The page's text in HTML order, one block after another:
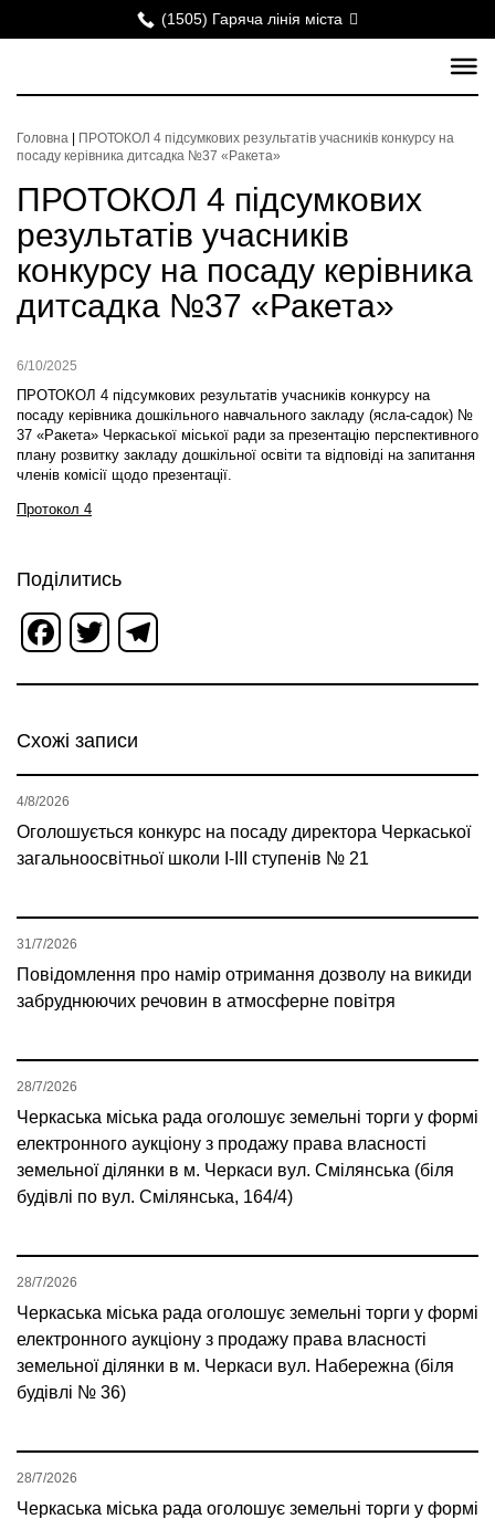
(1505) Гаряча лінія міста
Головна
ПРОТОКОЛ 4 підсумкових результатів учасників конкурсу на
посаду керівника дитсадка №37 «Ракета»
ПРОТОКОЛ 4 підсумкових
результатів учасників
конкурсу на посаду керівника
дитсадка №37 «Ракета»
6/10/2025
ПРОТОКОЛ 4 підсумкових результатів учасників конкурсу на
посаду керівника дошкільного навчального закладу (ясла-садок) №
37 «Ракета» Черкаської міської ради за презентацію перспективного
плану розвитку закладу дошкільної освіти та відповіді на запитання
членів комісії щодо презентації.
Протокол 4
Поділитись
Facebook
Twitter
Схожі записи
Оголошується конкурс на посаду директора Черкаської
загальноосвітньої школи І-ІІІ ступенів № 21
4/8/2026
Повідомлення про намір отримання дозволу на викиди
забруднюючих речовин в атмосферне повітря
31/7/2026
Черкаська міська рада оголошує земельні торги у формі
електронного аукціону з продажу права власності
земельної ділянки в м. Черкаси вул. Смілянська (біля
будівлі по вул. Смілянська, 164/4)
28/7/2026
Черкаська міська рада оголошує земельні торги у формі
електронного аукціону з продажу права власності
земельної ділянки в м. Черкаси вул. Набережна (біля
будівлі № 36)
28/7/2026
Черкаська міська рада оголошує земельні торги у формі
28/7/2026